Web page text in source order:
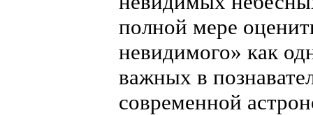
полной мере
невидимого» как
важных в
современной